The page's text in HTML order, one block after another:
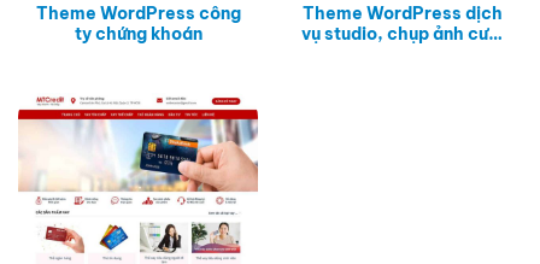
Theme WordPress công
ty chứng khoán
Theme WordPress dịch
vụ studio, chụp ảnh cưới